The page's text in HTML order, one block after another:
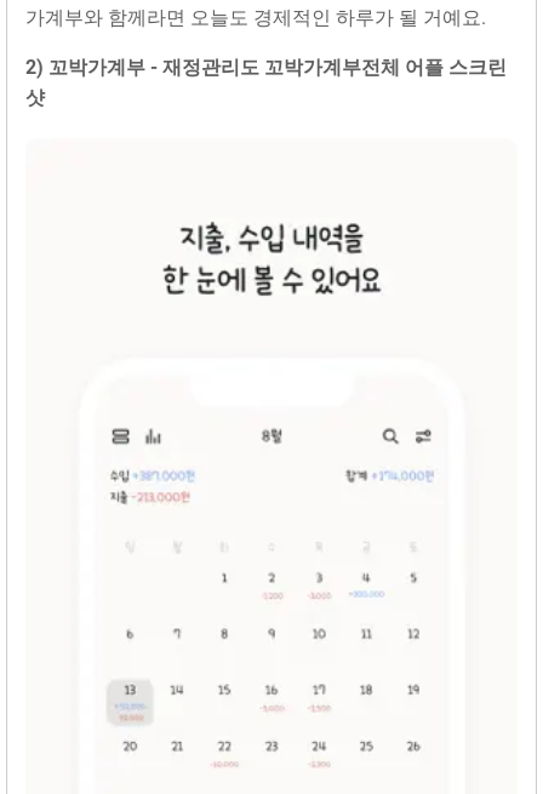
가계부와 함께라면 오늘도 경제적인 하루가 될 거예요.
2) 꼬박가계부 - 재정관리도 꼬박가계‪부‬전체 어플 스크린
샷